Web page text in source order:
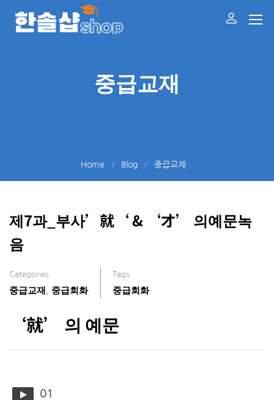
중급교재
Home Blog 중급교재
제7과_부사’就‘ & ‘才’ 의예문녹
음
Categories
중급교재 중급회화
Tags
중급회화
‘就’ 의 예문
01